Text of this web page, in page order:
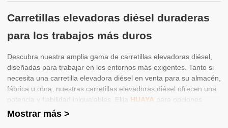
Carretillas elevadoras diésel duraderas
para los trabajos más duros
Descubra nuestra amplia gama de carretillas elevadoras diésel,
diseñadas para trabajar en los entornos más exigentes. Tanto si
necesita una carretilla elevadora diésel en venta para su almacén,
fábrica u obra, nuestras carretillas elevadoras diésel ofrecen una
potencia y fiabilidad inigualables. Elija HUAYA para opciones
diésel de carretillas elevadoras de alta calidad que garantizan un
Mostrar más >